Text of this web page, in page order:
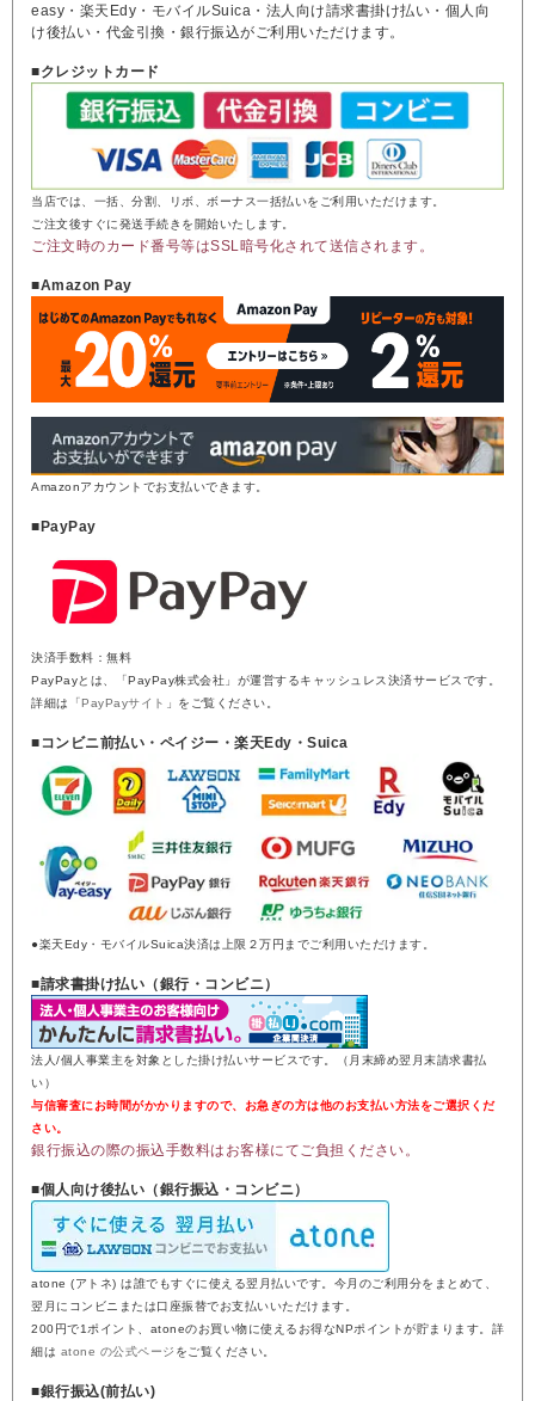
easy・楽天Edy・モバイルSuica・法人向け請求書掛け払い・個人向
け後払い・代金引換・銀行振込がご利用いただけます。
■クレジットカード
当店では、一括、分割、リボ、ボーナス一括払いをご利用いただけます。
ご注文後すぐに発送手続きを開始いたします。
ご注文時のカード番号等はSSL暗号化されて送信されます。
■Amazon Pay
Amazonアカウントでお支払いできます。
■PayPay
決済手数料：無料
PayPayとは、「PayPay株式会社」が運営するキャッシュレス決済サービスです。
詳細は「PayPayサイト 」をご覧ください。
■コンビニ前払い・ペイジー・楽天Edy・Suica
●楽天Edy・モバイルSuica決済は上限２万円までご利用いただけます。
■請求書掛け払い（銀行・コンビニ）
法人/個人事業主を対象とした掛け払いサービスです。（月末締め翌月末請求書払
い）
与信審査にお時間がかかりますので、お急ぎの方は他のお支払い方法をご選択くだ
さい。
銀行振込の際の振込手数料はお客様にてご負担ください。
■個人向け後払い（銀行振込・コンビニ）
atone (アトネ) は誰でもすぐに使える翌月払いです。今月のご利用分をまとめて、
翌月にコンビニまたは口座振替でお支払いいただけます。
200円で1ポイント、atoneのお買い物に使えるお得なNPポイントが貯まります。詳
細は atone の公式ページ をご覧ください。
■銀行振込(前払い)